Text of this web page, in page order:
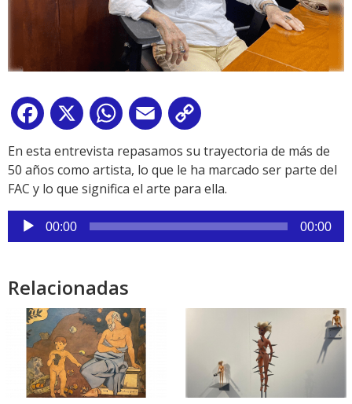
Facebook
X WhatsApp
Email
Link
En esta entrevista repasamos su trayectoria de más de
50 años como artista, lo que le ha marcado ser parte del
FAC y lo que significa el arte para ella.
Reproductor
de
00:00 00:00
Relacionadas